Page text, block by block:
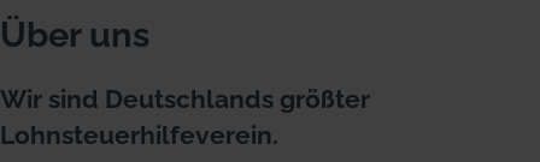
Über uns
Wir sind Deutschlands größter
Lohnsteuerhilfeverein.